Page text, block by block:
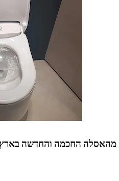
החכמה והחדשה בארץ